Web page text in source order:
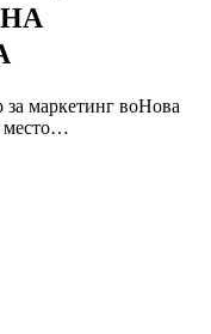
маркетинг воНова
место…